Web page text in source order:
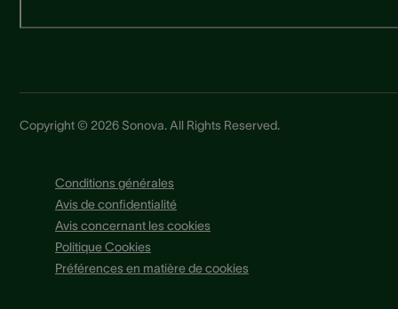
Copyright © 2026 Sonova. All Rights Reserved.
Conditions générales
Avis de confidentialité
Avis concernant les cookies
Politique Cookies
Préférences en matière de cookies